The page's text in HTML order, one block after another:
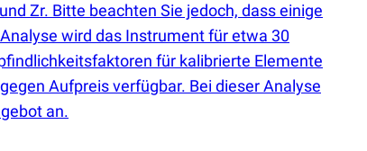
und Zr. Bitte beachten Sie jedoch, dass einige
wird das Instrument für etwa 30
für kalibrierte Elemente
Aufpreis verfügbar. Bei dieser Analyse
an.